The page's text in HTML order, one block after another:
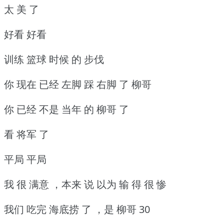
太 美 了
好看 好看
训练 篮球 时候 的 步伐
你 现在 已经 左脚 踩 右脚 了 柳哥
你 已经 不是 当年 的 柳哥 了
看 将军 了
平局 平局
我 很 满意 ，本来 说 以为 输 得 很 惨
我们 吃完 海底捞 了 ，是 柳哥 30